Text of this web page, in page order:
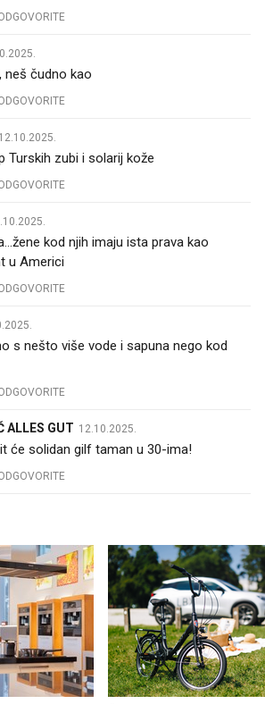
neš čudno kao
12.10.2025.
Turskih zubi i solarij kože
kod njih imaju ista prava kao
u Americi 😑
s nešto više vode i sapuna nego kod
ALLES GUT 12.10.2025.
će solidan gilf taman u 30-ima!😵‍💫